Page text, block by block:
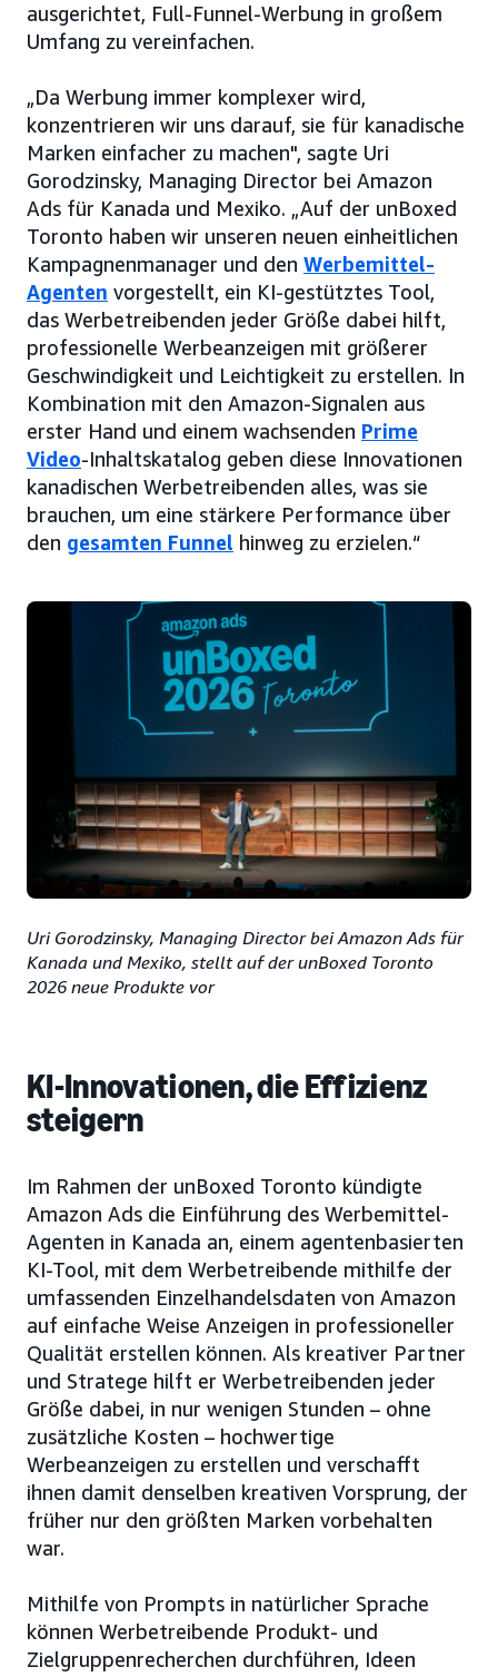
ausgerichtet, Full-Funnel-Werbung in großem
Umfang zu vereinfachen.
„Da Werbung immer komplexer wird,
konzentrieren wir uns darauf, sie für kanadische
Marken einfacher zu machen", sagte Uri
Gorodzinsky, Managing Director bei Amazon
Ads für Kanada und Mexiko. „Auf der unBoxed
Toronto haben wir unseren neuen einheitlichen
Kampagnenmanager und den Werbemittel-
Agenten vorgestellt, ein KI-gestütztes Tool,
das Werbetreibenden jeder Größe dabei hilft,
professionelle Werbeanzeigen mit größerer
Geschwindigkeit und Leichtigkeit zu erstellen. In
Kombination mit den Amazon-Signalen aus
erster Hand und einem wachsenden Prime
Video-Inhaltskatalog geben diese Innovationen
kanadischen Werbetreibenden alles, was sie
brauchen, um eine stärkere Performance über
den gesamten Funnel hinweg zu erzielen.“
Uri Gorodzinsky, Managing Director bei Amazon Ads für
Kanada und Mexiko, stellt auf der unBoxed Toronto
2026 neue Produkte vor
KI-Innovationen, die Effizienz
steigern
Im Rahmen der unBoxed Toronto kündigte
Amazon Ads die Einführung des Werbemittel-
Agenten in Kanada an, einem agentenbasierten
KI-Tool, mit dem Werbetreibende mithilfe der
umfassenden Einzelhandelsdaten von Amazon
auf einfache Weise Anzeigen in professioneller
Qualität erstellen können. Als kreativer Partner
und Stratege hilft er Werbetreibenden jeder
Größe dabei, in nur wenigen Stunden – ohne
zusätzliche Kosten – hochwertige
Werbeanzeigen zu erstellen und verschafft
ihnen damit denselben kreativen Vorsprung, der
früher nur den größten Marken vorbehalten
war.
Mithilfe von Prompts in natürlicher Sprache
können Werbetreibende Produkt- und
Zielgruppenrecherchen durchführen, Ideen